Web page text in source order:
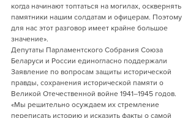
когда начинают топтаться на могилах, осквернять
памятники нашим солдатам и офицерам. Поэтому
для нас этот разговор имеет крайне большое
значение».
Депутаты Парламентского Собрания Союза
Беларуси и России единогласно поддержали
Заявление по вопросам защиты исторической
правды, сохранения исторической памяти о
Великой Отечественной войне 1941–1945 годов.
«Мы решительно осуждаем их стремление
переписать историю и исказить факты о самой